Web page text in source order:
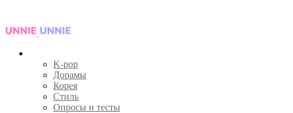
K-pop
Дорамы
Корея
Стиль
Опросы и тесты